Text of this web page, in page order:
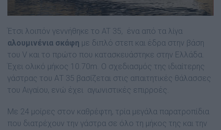
Έτσι λοιπόν γεννήθηκε το AT 35, ένα από τα λίγα
αλουμινένια σκάφη με διπλό στεπ και έδρα στην βάση
του V και το πρώτο που κατασκευάστηκε στην Ελλάδα.
Έχει ολικό μήκος 10.70m. Ο σχεδιασμός της ιδιαίτερης
γάστρας του ΑΤ 35 βασίζεται στις απαιτητικές θάλασσες
του Αιγαίου, ενώ έχει αγωνιστικές επιρροές.
Με 24 μοίρες στον καθρέφτη, τρία μεγάλα παρατροπίδια
που διατρέχουν την γάστρα σε όλο τη μήκος της και την